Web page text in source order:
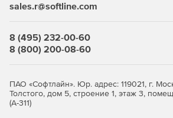
Десятки преднастроенных отчетов
Результативность менеджеров по
sales.r@softline.com
8 (495) 232-00-60
8 (800) 200-08-60
ПАО «Софтлайн». Юр. адрес: 119021, г.
Толстого, дом 5, строение 1, этаж 3,
(А-311)